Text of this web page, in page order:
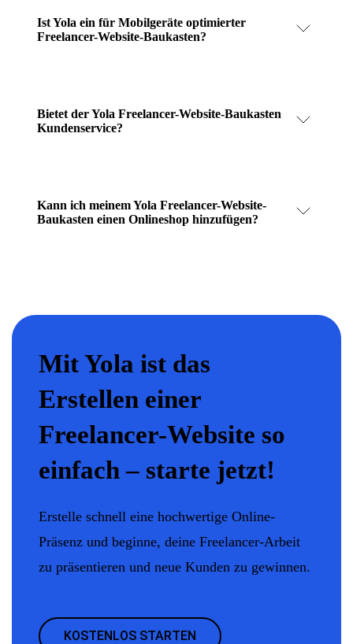
Ist Yola ein für Mobilgeräte optimierter
Freelancer-Website-Baukasten?
Bietet der Yola Freelancer-Website-Baukasten
Kundenservice?
Kann ich meinem Yola Freelancer-Website-
Baukasten einen Onlineshop hinzufügen?
Mit Yola ist das
Erstellen einer
Freelancer-Website so
einfach – starte jetzt!
Erstelle schnell eine hochwertige Online-
Präsenz und beginne, deine Freelancer-Arbeit
zu präsentieren und neue Kunden zu gewinnen.
KOSTENLOS STARTEN